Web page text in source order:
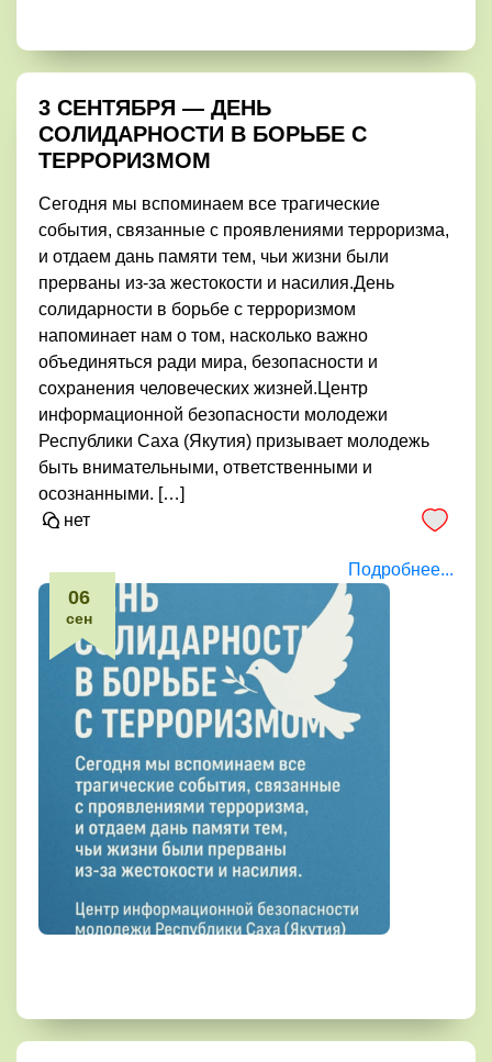
06
сен
3 СЕНТЯБРЯ — ДЕНЬ
СОЛИДАРНОСТИ В БОРЬБЕ С
ТЕРРОРИЗМОМ
Сегодня мы вспоминаем все трагические
события, связанные с проявлениями терроризма,
и отдаем дань памяти тем, чьи жизни были
прерваны из-за жестокости и насилия.День
солидарности в борьбе с терроризмом
напоминает нам о том, насколько важно
объединяться ради мира, безопасности и
сохранения человеческих жизней.Центр
информационной безопасности молодежи
Республики Саха (Якутия) призывает молодежь
быть внимательными, ответственными и
осознанными. […]
нет
Подробнее...